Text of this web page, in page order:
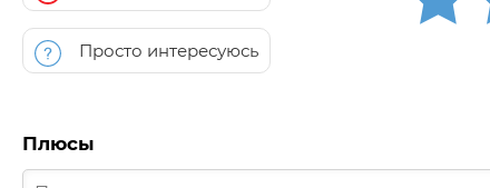
Просто интересуюсь
Плюсы